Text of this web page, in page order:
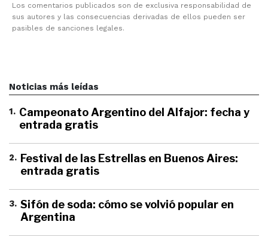
Los comentarios publicados son de exclusiva responsabilidad de
sus autores y las consecuencias derivadas de ellos pueden ser
pasibles de sanciones legales.
Noticias más leídas
1. Campeonato Argentino del Alfajor: fecha y
entrada gratis
2. Festival de las Estrellas en Buenos Aires:
entrada gratis
3. Sifón de soda: cómo se volvió popular en
Argentina